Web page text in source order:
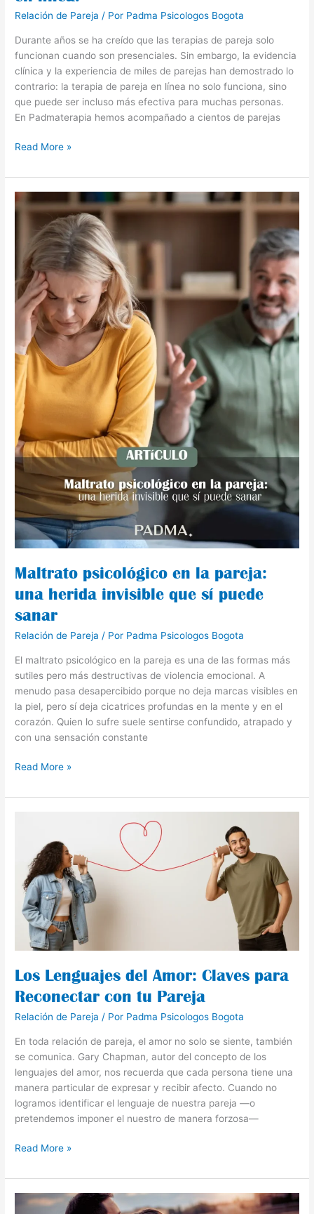
Relación de Pareja / Por Padma Psicologos Bogota
Durante años se ha creído que las terapias de pareja solo
funcionan cuando son presenciales. Sin embargo, la evidencia
clínica y la experiencia de miles de parejas han demostrado lo
contrario: la terapia de pareja en línea no solo funciona, sino
que puede ser incluso más efectiva para muchas personas.
En Padmaterapia hemos acompañado a cientos de parejas
Read More »
Maltrato psicológico en la pareja:
una herida invisible que sí puede
sanar
Relación de Pareja / Por Padma Psicologos Bogota
El maltrato psicológico en la pareja es una de las formas más
sutiles pero más destructivas de violencia emocional. A
menudo pasa desapercibido porque no deja marcas visibles en
la piel, pero sí deja cicatrices profundas en la mente y en el
corazón. Quien lo sufre suele sentirse confundido, atrapado y
con una sensación constante
psicológico
pareja:
una
herida
invisible
que
puede
sanar
Read More »
Los Lenguajes del Amor: Claves para
Reconectar con tu Pareja
Relación de Pareja / Por Padma Psicologos Bogota
En toda relación de pareja, el amor no solo se siente, también
se comunica. Gary Chapman, autor del concepto de los
lenguajes del amor, nos recuerda que cada persona tiene una
manera particular de expresar y recibir afecto. Cuando no
logramos identificar el lenguaje de nuestra pareja —o
pretendemos imponer el nuestro de manera forzosa—
Amor:
Claves
para
Reconectar
con
Read More »